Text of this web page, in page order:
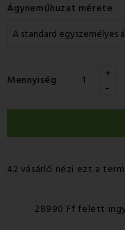
Ágyneműhuzat mérete
Mennyiség +
-
42 vásárló nézi ezt a
28990 Ff felett